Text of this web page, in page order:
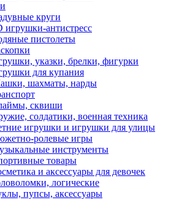
круги
игрушки-антистресс
пистолеты
указки, брелки, фигурки
для купания
шахматы, нарды
сквиши
солдатики, военная техника
игрушки и игрушки для улицы
ролевые игры
инструменты
товары
и аксессуары для девочек
логические
пупсы, аксессуары